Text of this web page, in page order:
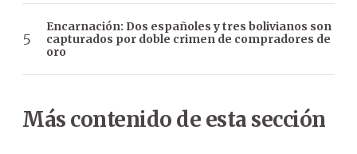
Encarnación: Dos españoles y tres bolivianos son
capturados por doble crimen de compradores de
oro
Más contenido de esta sección